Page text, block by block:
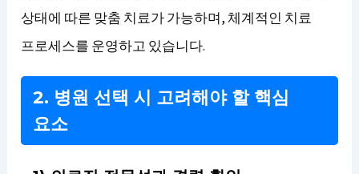
상태에 따른 맞춤 치료가 가능하며, 체계적인 치료
프로세스를 운영하고 있습니다.
2. 병원 선택 시 고려해야 할 핵심
요소